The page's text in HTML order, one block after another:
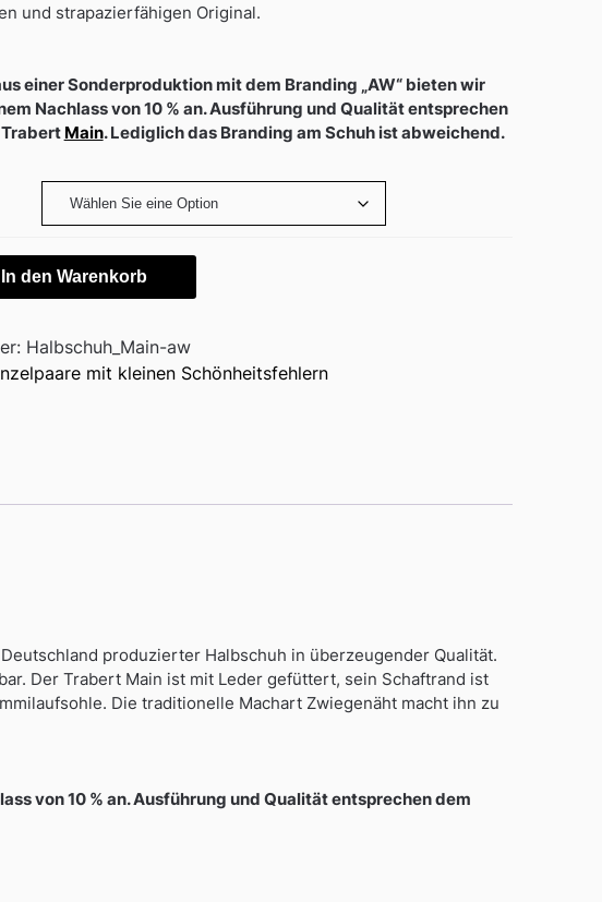
und strapazierfähigen Original.
einer Sonderproduktion mit dem Branding „AW“ bieten wir
Nachlass von 10 % an. Ausführung und Qualität entsprechen
Main. Lediglich das Branding am Schuh ist abweichend.
In den Warenkorb
Halbschuh_Main-aw
mit kleinen Schönheitsfehlern
produzierter Halbschuh in überzeugender Qualität.
Der Trabert Main ist mit Leder gefüttert, sein Schaftrand ist
Die traditionelle Machart Zwiegenäht macht ihn zu
von 10 % an. Ausführung und Qualität entsprechen dem